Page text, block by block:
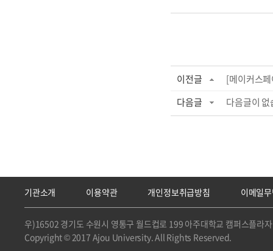
이전글
[메이커스
다음글
다음글이
기관소개 이용약관 개인정보취급방침 이메일
우)16502 경기도 수원시 영통구 월드컵로 199 아주대학교 캠퍼스플라
Copyright © 2017 Ajou University. All Rights Reserved.